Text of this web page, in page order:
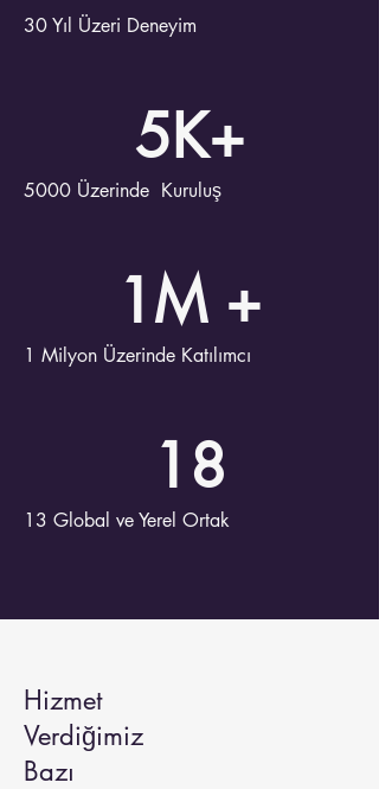
30 Yıl Üzeri Deneyim
5K+
5000 Üzerinde Kuruluş
1M +
1 Milyon Üzerinde Katılımcı
18
13 Global ve Yerel Ortak
Hizmet
Verdiğimiz
Bazı